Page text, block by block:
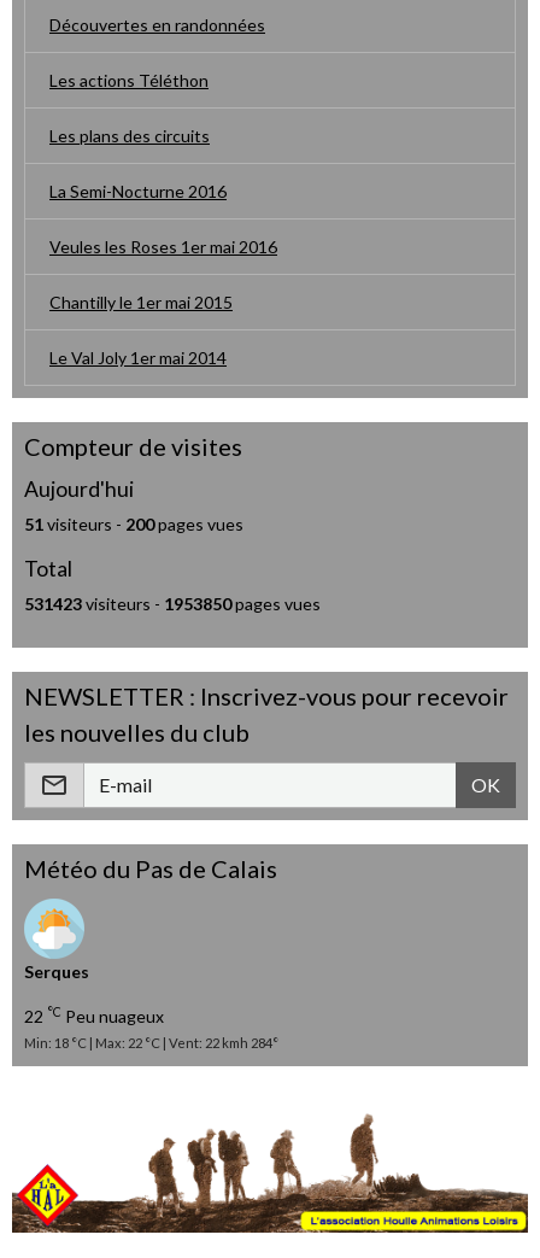
Découvertes en randonnées
Les actions Téléthon
Les plans des circuits
La Semi-Nocturne 2016
Veules les Roses 1er mai 2016
Chantilly le 1er mai 2015
Le Val Joly 1er mai 2014
Compteur de visites
Aujourd'hui
51visiteurs - 200pages vues
Total
531423visiteurs - 1953850pages vues
NEWSLETTER : Inscrivez-vous pour recevoir
les nouvelles du club
OK
Météo du Pas de Calais
Serques
22 °C Peu nuageux
Min: 18 °C | Max: 22 °C | Vent: 22 kmh 284°